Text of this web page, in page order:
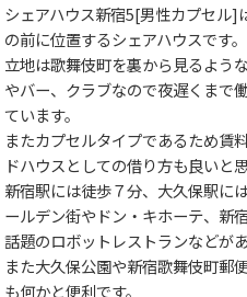
シェアハウス新宿5[男性カプセル]
の前に位置するシェアハウスです。
立地は歌舞伎町を裏から見るよう
やバー、クラブなので夜遅くまで
ています。
またカプセルタイプであるため賃
ドハウスとしての借り方も良いと思
新宿駅には徒歩７分、大久保駅に
ールデン街やドン・キホーテ、新
話題のロボットレストランなどがあ
また大久保公園や新宿歌舞伎町郵
も何かと便利です。